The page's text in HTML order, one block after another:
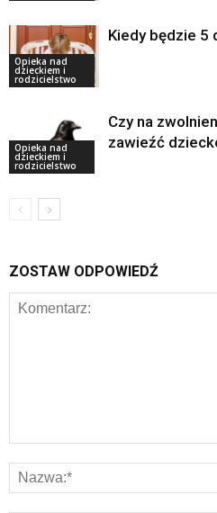
Opieka nad
dzieckiem i
rodzicielstwo
Kiedy będzie 5
Opieka nad
dzieckiem i
rodzicielstwo
Czy na
zawieźć
ZOSTAW ODPOWIEDŹ